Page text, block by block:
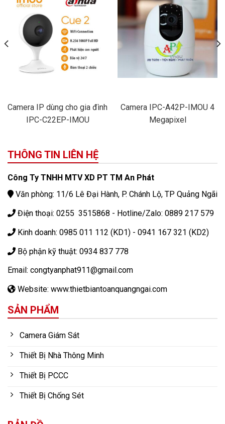
Camera IP dùng cho gia đình
IPC-C22EP-IMOU
Camera IPC-A42P-IMOU 4
Megapixel
THÔNG TIN LIÊN HỆ
Công Ty TNHH MTV XD PT TM An Phát
Văn phòng: 11/6 Lê Đại Hành, P. Chánh Lộ, TP Quảng Ngãi
Điện thoại: 0255 3515868 - Hotline/Zalo: 0889 217 579
Kinh doanh: 0985 011 112 (KD1) - 0941 167 321 (KD2)
Bộ phận kỹ thuật: 0934 837 778
Email: congtyanphat911@gmail.com
Website: www.thietbiantoanquangngai.com
SẢN PHẨM
Camera Giám Sát
Thiết Bị Nhà Thông Minh
Thiết Bị PCCC
Thiết Bị Chống Sét